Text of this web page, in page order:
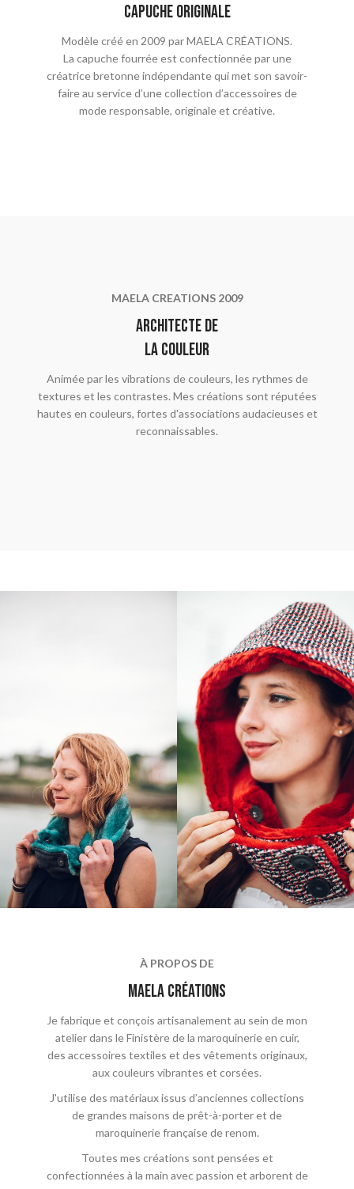
capuche originale
Modèle créé en 2009 par MAELA CRÉATIONS.
La capuche fourrée est confectionnée par une
créatrice bretonne indépendante qui met son savoir-
faire au service d’une collection d’accessoires de
mode responsable, originale et créative.
MAELA CREATIONS 2009
Architecte de
la couleur
Animée par les vibrations de couleurs, les rythmes de
textures et les contrastes. Mes créations sont réputées
hautes en couleurs, fortes d'associations audacieuses et
reconnaissables.
À PROPOS DE
maela crÉations
Je fabrique et conçois artisanalement au sein de mon
atelier dans le Finistère de la maroquinerie en cuir,
des accessoires textiles et des vêtements originaux,
aux couleurs vibrantes et corsées.
J'utilise des matériaux issus d’anciennes collections
de grandes maisons de prêt-à-porter et de
maroquinerie française de renom.
Toutes mes créations sont pensées et
confectionnées à la main avec passion et arborent de